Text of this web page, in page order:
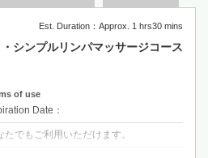
Est. Duration：Approx. 1 hrs30 mins
シンプルリンパマッサージコース
of use
Date：
たでもご利用いただけます。